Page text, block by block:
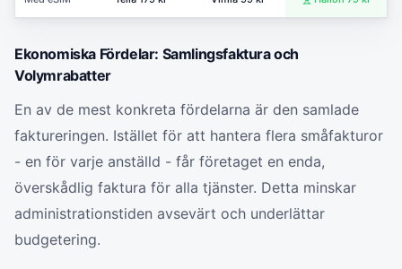
Ekonomiska Fördelar: Samlingsfaktura och
Volymrabatter
En av de mest konkreta fördelarna är den samlade
faktureringen. Istället för att hantera flera småfakturor
- en för varje anställd - får företaget en enda,
överskådlig faktura för alla tjänster. Detta minskar
administrationstiden avsevärt och underlättar
budgetering.